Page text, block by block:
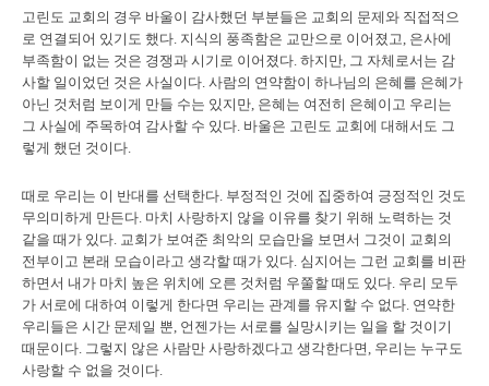
고린도 교회의 경우 바울이 감사했던 부분들은 교회의 문제와 직접적으
로 연결되어 있기도 했다. 지식의 풍족함은 교만으로 이어졌고, 은사에
부족함이 없는 것은 경쟁과 시기로 이어졌다. 하지만, 그 자체로서는 감
사할 일이었던 것은 사실이다. 사람의 연약함이 하나님의 은혜를 은혜가
아닌 것처럼 보이게 만들 수는 있지만, 은혜는 여전히 은혜이고 우리는
그 사실에 주목하여 감사할 수 있다. 바울은 고린도 교회에 대해서도 그
렇게 했던 것이다.
때로 우리는 이 반대를 선택한다. 부정적인 것에 집중하여 긍정적인 것도
무의미하게 만든다. 마치 사랑하지 않을 이유를 찾기 위해 노력하는 것
같을 때가 있다. 교회가 보여준 최악의 모습만을 보면서 그것이 교회의
전부이고 본래 모습이라고 생각할 때가 있다. 심지어는 그런 교회를 비판
하면서 내가 마치 높은 위치에 오른 것처럼 우쭐할 때도 있다. 우리 모두
가 서로에 대하여 이렇게 한다면 우리는 관계를 유지할 수 없다. 연약한
우리들은 시간 문제일 뿐, 언젠가는 서로를 실망시키는 일을 할 것이기
때문이다. 그렇지 않은 사람만 사랑하겠다고 생각한다면, 우리는 누구도
사랑할 수 없을 것이다.